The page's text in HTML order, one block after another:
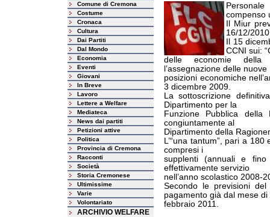
Comune di Cremona
Costume
Cronaca
Cultura
Dai Partiti
Dal Mondo
Economia
Eventi
Giovani
In Breve
Lavoro
Lettere a Welfare
Mediateca
News dai partiti
Petizioni attive
Politica
Provincia di Cremona
Racconti
Società
Storia Cremonese
Ultimissime
Varie
Volontariato
ARCHIVIO WELFARE
compenso
Il Miur
16/12/2010
Il 15
CCNI sui:
delle economie della
l’assegnazione delle nuove
posizioni economiche
3 dicembre 2009.
La sottoscrizione
Dipartimento per la
Funzione Pubblica della
congiuntamente al
Dipartimento della
L’“una tantum”, pari a
compresi i
supplenti (annuali e
effettivamente servizio
nell’anno scolastico 2008-
Secondo le previsioni
pagamento già dal mese di
febbraio 2011.